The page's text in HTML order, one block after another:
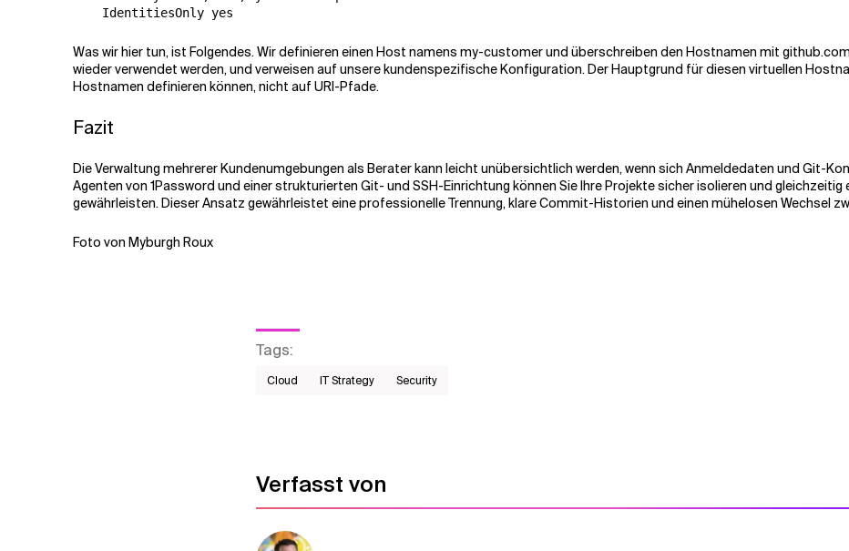
Was wir hier tun, ist Folgendes. Wir definieren einen Host namens my-customer und überschreiben den Hostnamen mit
wieder verwendet werden, und verweisen auf unsere kundenspezifische Konfiguration. Der Hauptgrund für diesen virtuellen
Hostnamen definieren können, nicht auf URI-Pfade.
Fazit
Die Verwaltung mehrerer Kundenumgebungen als Berater kann leicht unübersichtlich werden, wenn sich Anmeldedaten und Git-
Agenten von 1Password und einer strukturierten Git- und SSH-Einrichtung können Sie Ihre Projekte sicher isolieren und
gewährleisten. Dieser Ansatz gewährleistet eine professionelle Trennung, klare Commit-Historien und einen mühelosen Wechsel
Foto von Myburgh Roux
Tags:
Cloud IT Strategy Security
Verfasst von